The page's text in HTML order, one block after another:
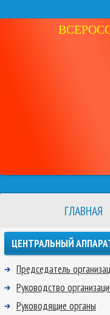
ГЛАВНАЯ
ЦЕНТРАЛЬНЫЙ
Председатель
Руководство
Руководящие органы